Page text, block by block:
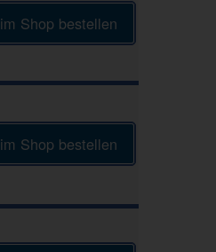
im Shop bestellen
im Shop bestellen